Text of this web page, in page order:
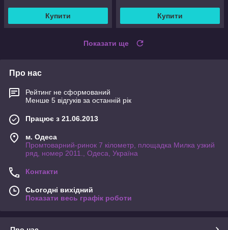
Купити Купити
Показати ще
Про нас
Рейтинг не сформований
Менше 5 відгуків за останній рік
Працює з 21.06.2013
м. Одеса
Промтоварний-ринок 7 кілометр, площадка Милка узкий
ряд, номер 2011., Одеса, Україна
Контакти
Сьогодні вихідний
Показати весь графік роботи